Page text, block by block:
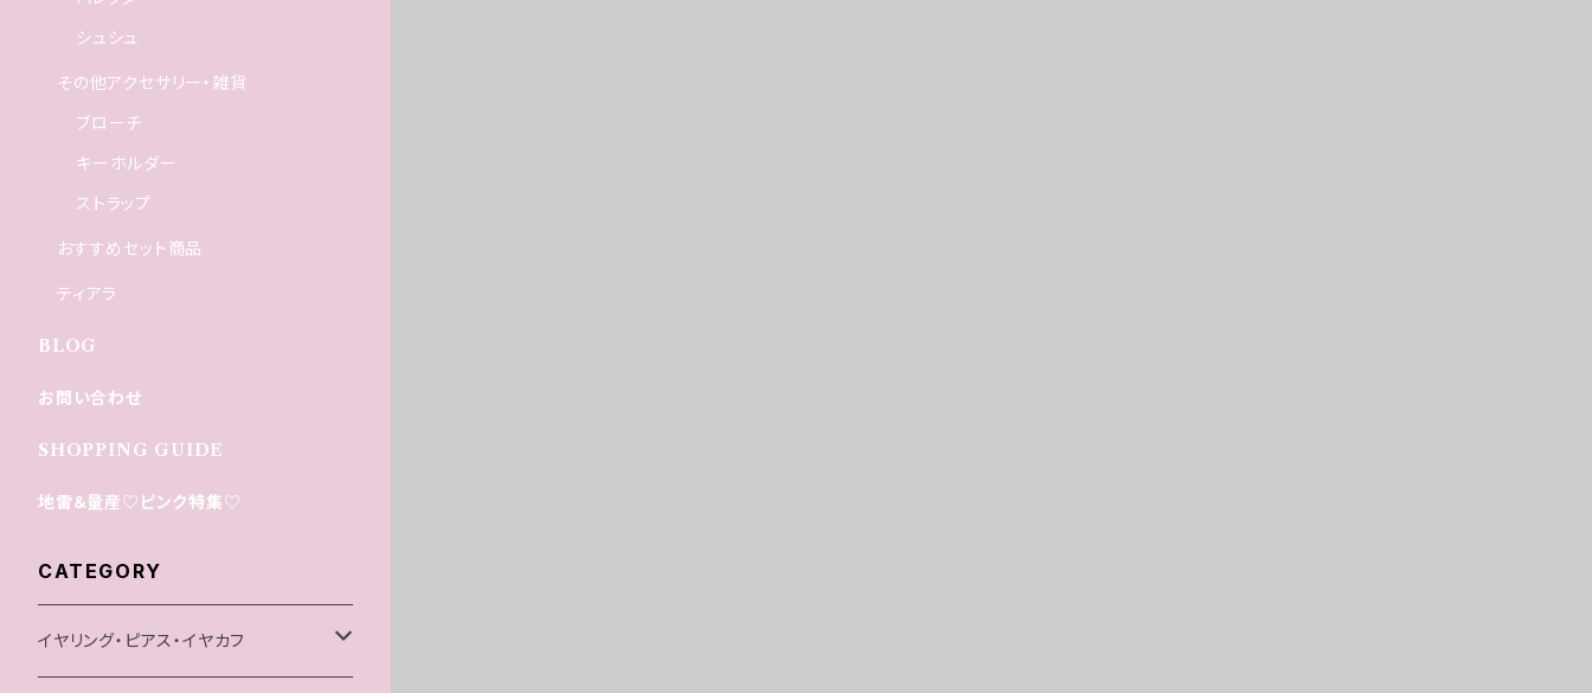
シュシュ
その他アクセサリー・雑貨
ブローチ
キーホルダー
ストラップ
おすすめセット商品
ティアラ
BLOG
お問い合わせ
SHOPPING GUIDE
地雷＆量産♡ピンク特集♡
CATEGORY
イヤリング・ピアス・イヤカフ